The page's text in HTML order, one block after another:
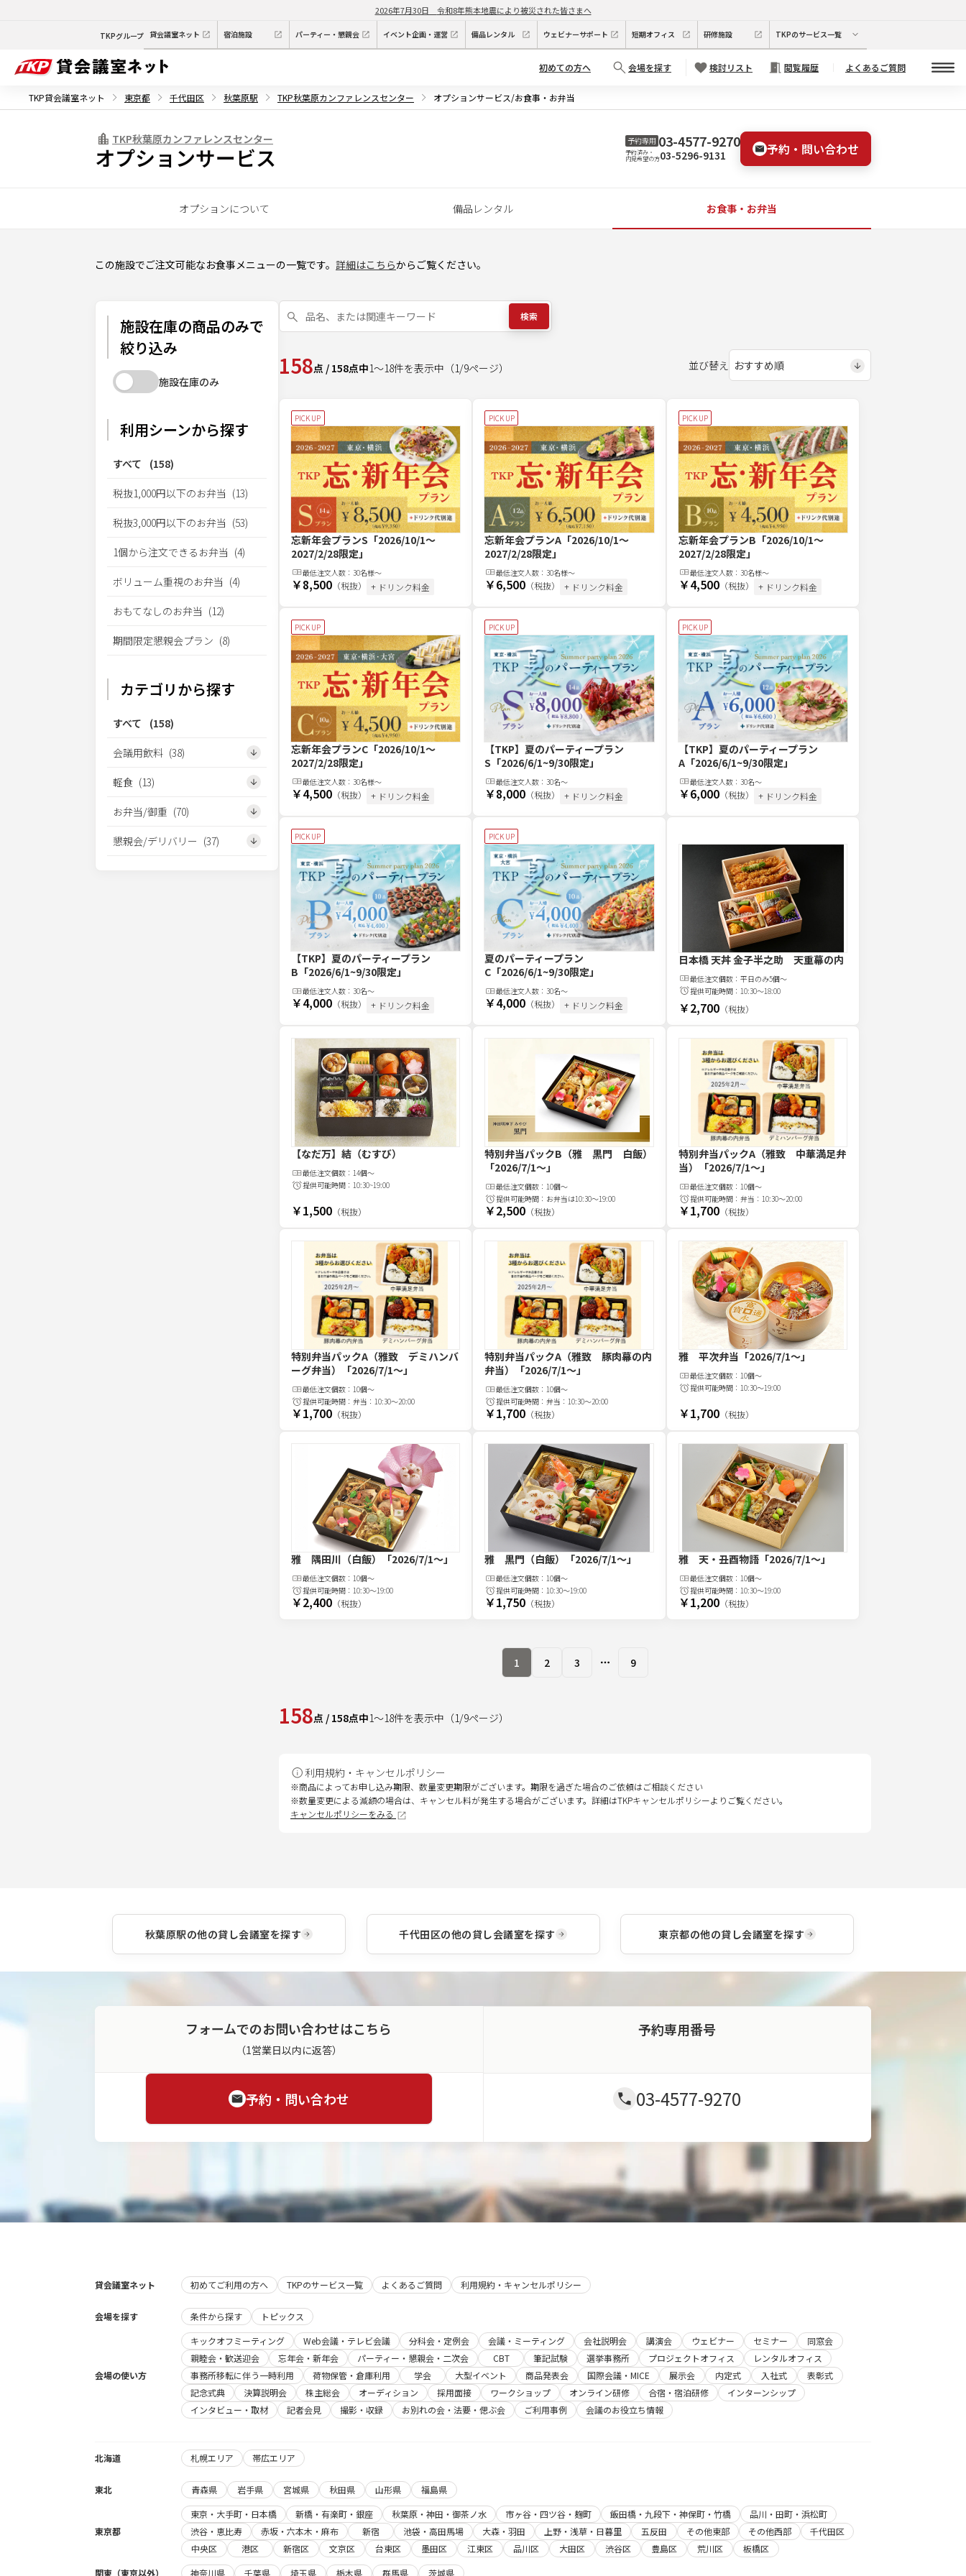
2026年7月30日 令和8年熊本地震により被災された皆さまへ
TKPグループ 貸会議室ネット 宿泊施設 パーティー・懇親会 イベント企画・運営 備品レンタル ウェビナーサポート 短期オフィス 研修施設 TKPのサービス一覧
初めての方へ 会場を探す 検討リスト 閲覧履歴 よくあるご質問
TKP貸会議室ネット 東京都 千代田区 秋葉原駅 TKP秋葉原カンファレンスセンター オプションサービス/お食事・お弁当
TKP秋葉原カンファレンスセンター
オプションサービス
予約専用 03-4577-9270
予約済み・
内見希望の方03-5296-9131 予約・問い合わせ
オプションについて 備品レンタル お食事・お弁当
この施設でご注文可能なお食事メニューの一覧です。 詳細はこちらからご覧ください。
施設在庫の商品のみで
絞り込み
施設在庫のみ
利用シーンから探す
すべて (158)
税抜1,000円以下のお弁当 (13)
税抜3,000円以下のお弁当 (53)
1個から注文できるお弁当 (4)
ボリューム重視のお弁当 (4)
おもてなしのお弁当 (12)
期間限定懇親会プラン (8)
カテゴリから探す
すべて (158)
会議用飲料 (38)
軽食 (13)
お弁当/御重 (70)
懇親会/デリバリー (37)
検索
158点 / 158点中1～18件を表示中 （1/9ページ） 並び替え
PICK UP
忘新年会プランS 「2026/10/1～
2027/2/28限定」
最低注文人数： 30名様～
￥8,500 （税抜） + ドリンク料金
PICK UP
忘新年会プランA 「2026/10/1～
2027/2/28限定」
最低注文人数：30名様～
￥6,500 （税抜） + ドリンク料金
PICK UP
忘新年会プランB 「2026/10/1～
2027/2/28限定」
最低注文人数： 30名様～
￥4,500（税抜） + ドリンク料金
PICK UP
忘新年会プランC 「2026/10/1～
2027/2/28限定」
最低注文人数： 30名様～
￥4,500 （税抜） + ドリンク料金
PICK UP
【TKP】夏のパーティープラン
S 「2026/6/1~9/30限定」
最低注文人数：30名〜
￥8,000 （税抜） + ドリンク料金
PICK UP
【TKP】夏のパーティープラン
A「2026/6/1~9/30限定」
最低注文人数： 30名〜
￥6,000（税抜） + ドリンク料金
PICK UP
【TKP】夏のパーティープラン
B 「2026/6/1~9/30限定」
最低注文人数： 30名〜
￥4,000 （税抜） + ドリンク料金
PICK UP
夏のパーティープラン
C 「2026/6/1~9/30限定」
最低注文人数：30名〜
￥4,000 （税抜） + ドリンク料金
日本橋 天丼 金子半之助 天重幕の内
最低注文個数： 平日のみ5個～
提供可能時間： 10:30～18:00
￥2,700（税抜）
【なだ万】結（むすび）
最低注文個数： 14個～
提供可能時間： 10:30~19:00
￥1,500 （税抜）
特別弁当パックB（雅 黒門 白飯）
「2026/7/1〜」
最低注文個数：10個～
提供可能時間： お弁当は10:30～19:00
￥2,500 （税抜）
特別弁当パックA（雅致 中華満足弁
当）
「2026/7/1〜」
最低注文個数： 10個～
提供可能時間： 弁当：10:30～20:00
￥1,700（税抜）
特別弁当パックA（雅致 デミハンバ
ーグ弁当）
「2026/7/1〜」
最低注文個数： 10個～
提供可能時間： 弁当：10:30～20:00
￥1,700 （税抜）
特別弁当パックA（雅致 豚肉幕の内
弁当）
「2026/7/1〜」
最低注文個数：10個～
提供可能時間：弁当：10:30～20:00
￥1,700 （税抜）
雅 平次弁当 「2026/7/1～」
最低注文個数： 10個～
提供可能時間： 10:30～19:00
￥1,700（税抜）
雅 隅田川（白飯） 「2026/7/1～」
最低注文個数： 10個～
提供可能時間： 10:30～19:00
￥2,400 （税抜）
雅 黒門（白飯） 「2026/7/1～」
最低注文個数：10個～
提供可能時間：10:30～19:00
￥1,750 （税抜）
雅 天・丑酉物語「2026/7/1～」
最低注文個数： 10個～
提供可能時間： 10:30～19:00
￥1,200（税抜）
1 2 3 More pages
9
158点 / 158点中1～18件を表示中 （1/9ページ）
利用規約・キャンセルポリシー
※商品によってお申し込み期限、数量変更期限がございます。期限を過ぎた場合のご依頼はご相談ください
※数量変更による減額の場合は、キャンセル料が発生する場合がございます。詳細はTKPキャンセルポリシーよりご覧ください。
キャンセルポリシーをみる
秋葉原駅の他の貸し会議室を探す 千代田区の他の貸し会議室を探す 東京都の他の貸し会議室を探す
フォームでのお問い合わせはこちら
（1営業日以内に返答）
予約・問い合わせ
予約専用番号
03-4577-9270
貸会議室ネット 初めてご利用の方へ TKPのサービス一覧 よくあるご質問 利用規約・キャンセルポリシー
会場を探す 条件から探す トピックス
会場の使い方
キックオフミーティング Web会議・テレビ会議 分科会・定例会 会議・ミーティング 会社説明会 講演会 ウェビナー セミナー
同窓会
親睦会・歓送迎会
忘年会・新年会 パーティー・懇親会・二次会 CBT 筆記試験 選挙事務所 プロジェクトオフィス
レンタルオフィス
事務所移転に伴う一時利用
荷物保管・倉庫利用 学会 大型イベント 商品発表会 国際会議・MICE 展示会 内定式 入社式
表彰式
記念式典
決算説明会 株主総会 オーディション 採用面接 ワークショップ オンライン研修 合宿・宿泊研修
インターンシップ
インタビュー・取材
記者会見 撮影・収録 お別れの会・法要・偲ぶ会 ご利用事例 会議のお役立ち情報
北海道 札幌エリア 帯広エリア
東北 青森県 岩手県 宮城県 秋田県 山形県 福島県
東京都
東京・大手町・日本橋 新橋・有楽町・銀座 秋葉原・神田・御茶ノ水 市ヶ谷・四ツ谷・麹町 飯田橋・九段下・神保町・竹橋
品川・田町・浜松町
渋谷・恵比寿
赤坂・六本木・麻布 新宿 池袋・高田馬場 大森・羽田 上野・浅草・日暮里 五反田 その他東部 その他西部
千代田区
中央区
港区 新宿区 文京区 台東区 墨田区 江東区 品川区 大田区 渋谷区 豊島区 荒川区
板橋区
関東（東京以外）
神奈川県 千葉県 埼玉県 栃木県 群馬県 茨城県